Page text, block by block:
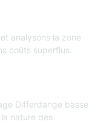
analysons la zone
coûts superflus.
Differdange basse
nature des